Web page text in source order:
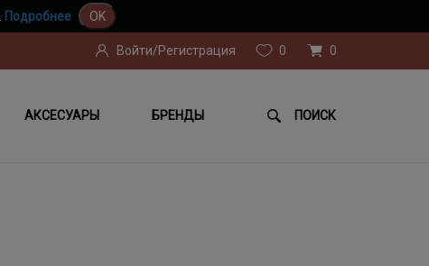
Подробнее OK
Войти/Регистрация 0 0
АКСЕСУАРЫ БРЕНДЫ ПОИСК